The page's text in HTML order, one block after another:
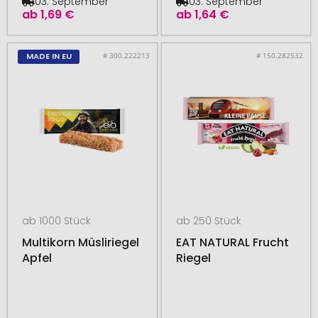
ab1,69 € ab1,64 €
MADE IN EU # 300.222213
ab 1000 Stück
Multikorn Müsliriegel
Apfel
# 150.282532
ab 250 Stück
EAT NATURAL Frucht
Riegel